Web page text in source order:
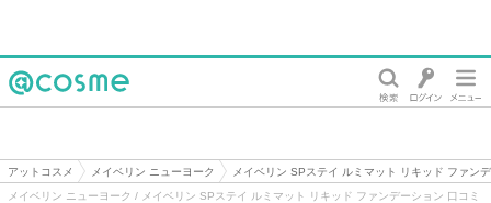
アットコスメ メイベリン ニューヨーク
メイベリン SPステイ ルミマット リキッド ファン
メイベリン ニューヨーク / メイベリン SPステイ ルミマット リキッド ファンデーション 口コミ